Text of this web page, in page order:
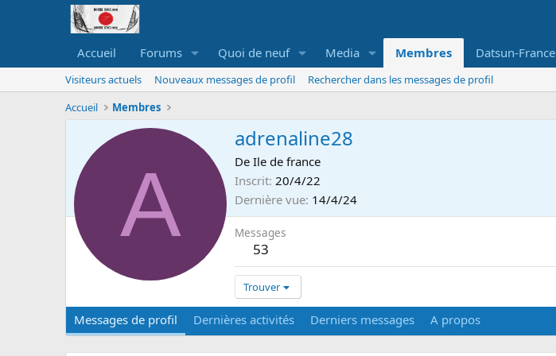
Accueil Forums Quoi de neuf Media Membres Datsun-France
Visiteurs actuels Nouveaux messages de profil
Rechercher dans les messages de profil
Accueil
Membres
A
adrenaline28
De Ile de france
Inscrit 20/4/22
Dernière vue 14/4/24
Messages
53
Trouver
Messages de profil Dernières activités Derniers messages A propos